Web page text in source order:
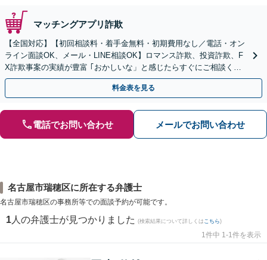
マッチングアプリ詐欺
【全国対応】【初回相談料・着手金無料・初期費用なし／電話・オン
ライン面談OK、メール・LINE相談OK】ロマンス詐欺、投資詐欺、F
X詐欺事案の実績が豊富 ｢おかしいな」と感じたらすぐにご相談くだ
さい。
料金表を見る
電話でお問い合わせ メールでお問い合わせ
名古屋市瑞穂区に所在する弁護士
名古屋市瑞穂区の事務所等での面談予約が可能です。
1 人の弁護士が見つかりました (検索結果について詳しくは こちら)
1件中 1-1件を表示